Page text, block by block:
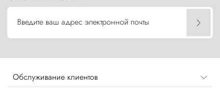
Введите ваш адрес электронной почты
Обслуживание клиентов